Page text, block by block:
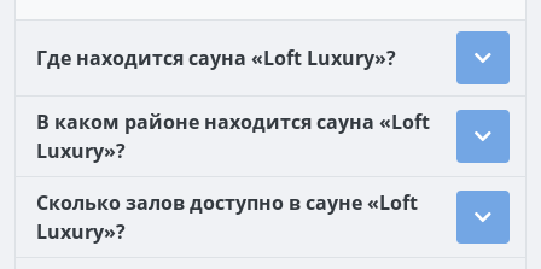
Где находится сауна «Loft Luxury»?
В каком районе находится сауна «Loft
Luxury»?
Сколько залов доступно в сауне «Loft
Luxury»?